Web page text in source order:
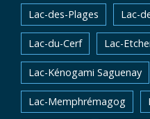
Lac-des-Plages Lac-
Lac-du-Cerf Lac-
Lac-Kénogami Saguenay
Lac-Memphrémagog